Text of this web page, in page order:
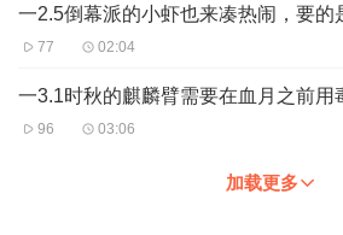
一2.5倒幕派的小虾也来凑热闹，要的
77 02:04
96 03:06
加载更多